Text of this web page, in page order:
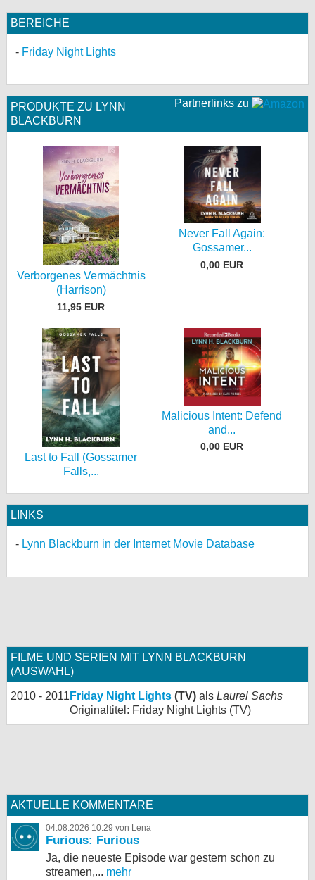
BEREICHE
Friday Night Lights
Partnerlinks zu
PRODUKTE ZU LYNN
BLACKBURN
Verborgenes Vermächtnis
(Harrison)
11,95 EUR
Never Fall Again:
Gossamer...
0,00 EUR
Last to Fall (Gossamer
Falls,...
Malicious Intent: Defend
and...
0,00 EUR
LINKS
Lynn Blackburn in der Internet Movie Database
FILME UND SERIEN MIT LYNN BLACKBURN
(AUSWAHL)
2010 - 2011 Friday Night Lights (TV) als Laurel Sachs
Originaltitel: Friday Night Lights (TV)
AKTUELLE KOMMENTARE
04.08.2026 10:29 von Lena
Furious: Furious
Ja, die neueste Episode war gestern schon zu
streamen,... mehr
Desktop-Ansicht
myFanbase